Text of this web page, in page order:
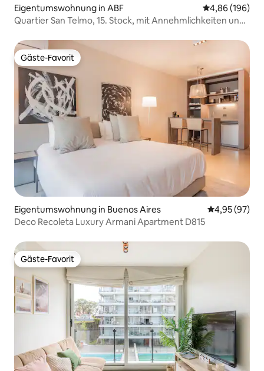
Eigentumswohnung in ABF
4,86 (196)
Quartier San Telmo, 15. Stock, mit Annehmlichkeiten und
Gäste-Favorit
Gäste-Favorit
Eigentumswohnung in Buenos Aires
4,95 (97)
Deco Recoleta Luxury Armani Apartment D815
Gäste-Favorit
Gäste-Favorit